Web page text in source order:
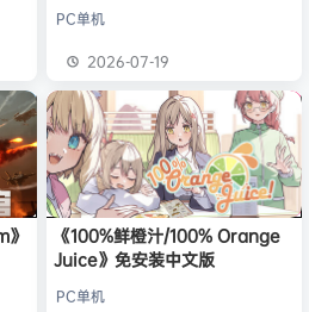
加入本站 18小时前
49 点积分 8月4日
PC单机
2026-07-19
《100%鲜橙汁/100% Orange
Juice》免安装中文版
PC单机